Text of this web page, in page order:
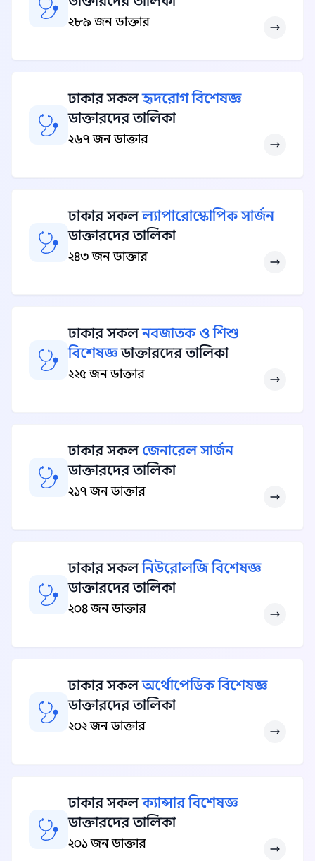
২৮৯ জন ডাক্তার
ঢাকার সকলহৃদরোগ বিশেষজ্ঞ
ডাক্তারদের তালিকা
২৬৭ জন ডাক্তার
ঢাকার সকলল্যাপারোস্কোপিক সার্জন
ডাক্তারদের তালিকা
২৪৩ জন ডাক্তার
ঢাকার সকলনবজাতক ও শিশু
বিশেষজ্ঞডাক্তারদের তালিকা
২২৫ জন ডাক্তার
ঢাকার সকল জেনারেল সার্জন
ডাক্তারদের তালিকা
২১৭ জন ডাক্তার
ঢাকার সকলনিউরোলজি বিশেষজ্ঞ
ডাক্তারদের তালিকা
২০৪ জন ডাক্তার
ঢাকার সকলঅর্থোপেডিক বিশেষজ্ঞ
ডাক্তারদের তালিকা
২০২ জন ডাক্তার
ঢাকার সকলক্যান্সার বিশেষজ্ঞ
ডাক্তারদের তালিকা
২০১ জন ডাক্তার